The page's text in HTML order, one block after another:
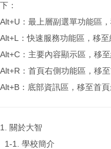
下：
Alt+U：最上層副選單功能區
Alt+L：快速服務功能區，移至
Alt+C：主要內容顯示區，移
Alt+R：首頁右側功能區，移
Alt+B：底部資訊區，移至首頁
1. 關於大智
1-1. 學校簡介